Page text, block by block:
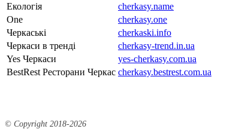
Екологія
cherkasy.name
One
cherkasy.one
Черкаські
cherkaski.info
Черкаси в тренді
cherkasy-trend.in.ua
Yes Черкаси
yes-cherkasy.com.ua
BestRest Ресторани Черкас cherkasy.bestrest.com.ua
© Copyright 2018-2026